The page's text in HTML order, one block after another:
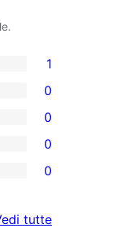
1
0
0
0
0
tutte